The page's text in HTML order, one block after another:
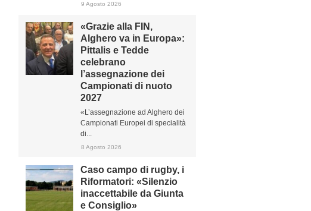
9 Agosto 2026
«Grazie alla FIN,
Alghero va in Europa»:
Pittalis e Tedde
celebrano
l’assegnazione dei
Campionati di nuoto
2027
«L’assegnazione ad Alghero dei
Campionati Europei di specialità
di...
8 Agosto 2026
Caso campo di rugby, i
Riformatori: «Silenzio
inaccettabile da Giunta
e Consiglio»